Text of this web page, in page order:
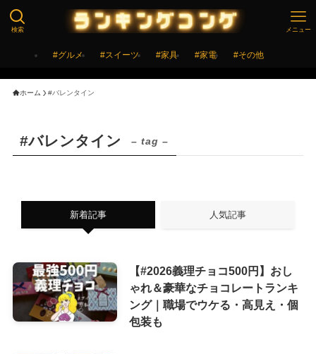
検索 メニュー
#グルメ #スイーツ #家具 #家電 #その他
ホーム #バレンタイン
#バレンタイン – tag –
新着記事 人気記事
【#2026義理チョコ500円】おし
ゃれ＆豪華なチョコレートランキ
ング｜職場でウケる・高見え・個
包装も